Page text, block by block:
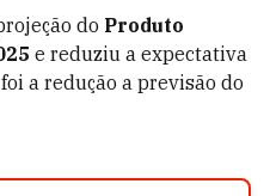
do Produto
e reduziu a expectativa
a redução a previsão do